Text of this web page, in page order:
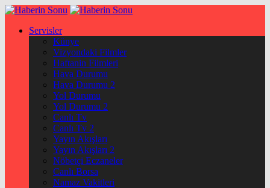
Servisler
Künye
Vizyondaki Filmler
Haftanin Filmleri
Hava Durumu
Hava Durumu 2
Yol Durumu
Yol Durumu 2
Canlı Tv
Canlı Tv 2
Yayın Akışları
Yayın Akışları 2
Nöbetçi Eczaneler
Canlı Borsa
Namaz Vakitleri